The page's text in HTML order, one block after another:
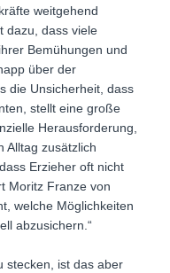
weitgehend
dazu, dass viele
Bemühungen und
über der
die Unsicherheit, dass
stellt eine große
Herausforderung,
Alltag zusätzlich
Erzieher oft nicht
Moritz Franze von
welche Möglichkeiten
abzusichern.“
stecken, ist das aber